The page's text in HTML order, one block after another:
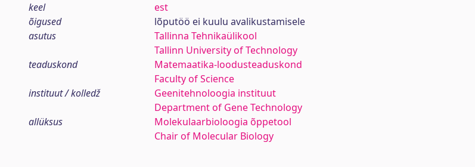
keel
est
õigused
lõputöö ei kuulu avalikustamisele
asutus
Tallinna Tehnikaülikool
Tallinn University of Technology
teaduskond
Matemaatika-loodusteaduskond
Faculty of Science
instituut / kolledž
Geenitehnoloogia instituut
Department of Gene Technology
allüksus
Molekulaarbioloogia õppetool
Chair of Molecular Biology